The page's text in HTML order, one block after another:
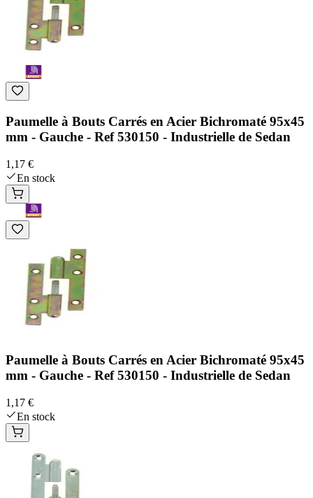
Paumelle à Bouts Carrés en Acier Bichromaté 95x45
mm - Gauche - Ref 530150 - Industrielle de Sedan
1,17 €
En stock
Paumelle à Bouts Carrés en Acier Bichromaté 95x45
mm - Gauche - Ref 530150 - Industrielle de Sedan
1,17 €
En stock